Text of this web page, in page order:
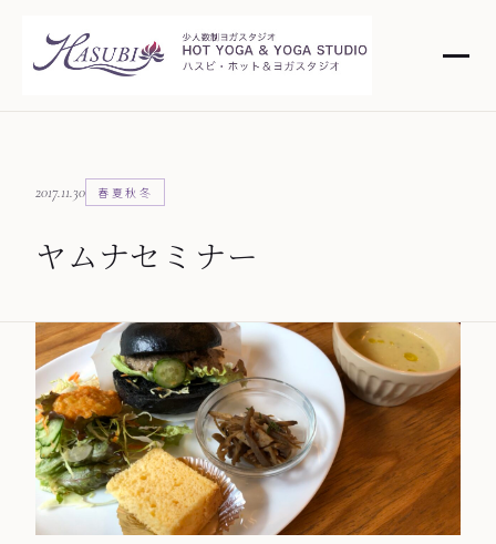
2017.11.30 春夏秋冬
ヤムナセミナー